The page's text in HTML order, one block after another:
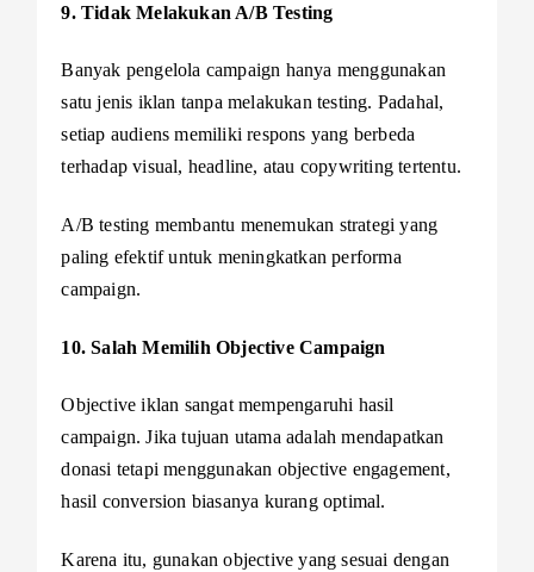
9. Tidak Melakukan A/B Testing
Banyak pengelola campaign hanya menggunakan
satu jenis iklan tanpa melakukan testing. Padahal,
setiap audiens memiliki respons yang berbeda
terhadap visual, headline, atau copywriting tertentu.
A/B testing membantu menemukan strategi yang
paling efektif untuk meningkatkan performa
campaign.
10. Salah Memilih Objective Campaign
Objective iklan sangat mempengaruhi hasil
campaign. Jika tujuan utama adalah mendapatkan
donasi tetapi menggunakan objective engagement,
hasil conversion biasanya kurang optimal.
Karena itu, gunakan objective yang sesuai dengan